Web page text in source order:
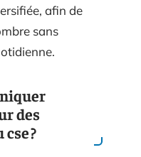
afin de
sans
des
?